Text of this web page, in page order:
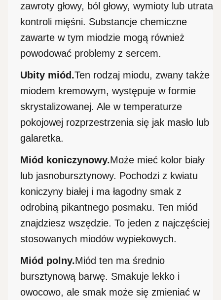
zawroty głowy, ból głowy, wymioty lub utrata
kontroli mięśni. Substancje chemiczne
zawarte w tym miodzie mogą również
powodować problemy z sercem.
Ubity miód.Ten rodzaj miodu, zwany także
miodem kremowym, występuje w formie
skrystalizowanej. Ale w temperaturze
pokojowej rozprzestrzenia się jak masło lub
galaretka.
Miód koniczynowy.Może mieć kolor biały
lub jasnobursztynowy. Pochodzi z kwiatu
koniczyny białej i ma łagodny smak z
odrobiną pikantnego posmaku. Ten miód
znajdziesz wszędzie. To jeden z najczęściej
stosowanych miodów wypiekowych.
Miód polny.Miód ten ma średnio
bursztynową barwę. Smakuje lekko i
owocowo, ale smak może się zmieniać w